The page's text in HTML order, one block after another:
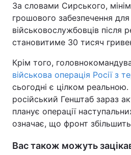
За словами Сирського,
грошового забезпечення для
військовослужбовців після
становитиме 30 тисяч
Крім того,
військова операція Росії з
сьогодні є цілком
російський Генштаб зараз
планує операції
означає, що фронт
Вас також можуть